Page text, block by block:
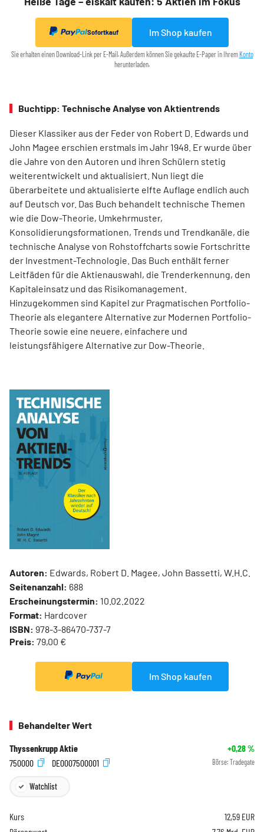
Sofortkauf Im Shop kaufen
Sie erhalten einen Download-Link per E-Mail. Außerdem können Sie gekaufte E-Paper in Ihrem Konto
herunterladen.
Buchtipp: Technische Analyse von Aktientrends
Dieser Klassiker aus der Feder von Robert D. Edwards und
John Magee erschien erstmals im Jahr 1948. Er wurde über
die Jahre von den Autoren und ihren Schülern stetig
weiterentwickelt und aktualisiert. Nun liegt die
überarbeitete und aktualisierte elfte Auflage endlich auch
auf Deutsch vor. Das Buch behandelt technische Themen
wie die Dow-Theorie, Umkehrmuster,
Konsolidierungsformationen, Trends und Trend­kanäle, die
technische Analyse von Rohstoffcharts sowie Fortschritte
der Investment-Technologie. Das Buch enthält ferner
Leitfäden für die Aktienauswahl, die Trenderkennung, den
Kapitaleinsatz und das Risikomanagement.
Hinzugekommen sind Kapitel zur Pragmatischen Portfolio-
Theorie als elegantere Alternative zur Modernen Portfolio-
Theorie sowie eine neuere, einfachere und
leistungsfähigere Alternative zur Dow-Theorie.
Autoren: Edwards, Robert D. Magee, John Bassetti, W.H.C.
Seitenanzahl: 688
Erscheinungstermin: 10.02.2022
Format: Hardcover
ISBN: 978-3-86470-737-7
Preis: 79,00 €
Im Shop kaufen
Behandelter Wert
Thyssenkrupp Aktie +0,28%
750000
DE0007500001 Börse: Tradegate
Watchlist
Kurs 12,59 EUR